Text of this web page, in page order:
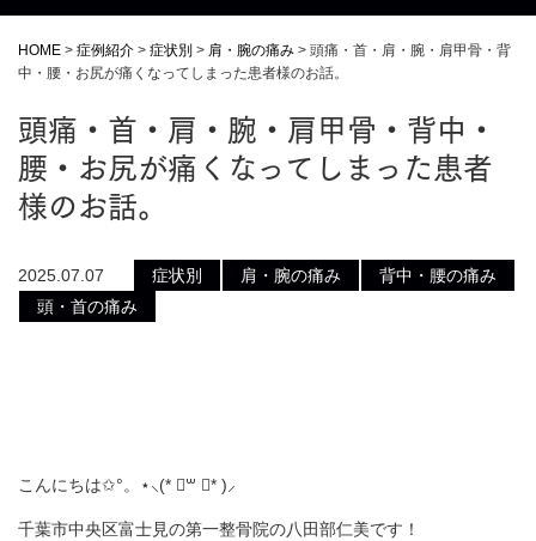
HOME > 症例紹介 > 症状別 > 肩・腕の痛み > 頭痛・首・肩・腕・肩甲骨・背
中・腰・お尻が痛くなってしまった患者様のお話。
頭痛・首・肩・腕・肩甲骨・背中・
腰・お尻が痛くなってしまった患者
様のお話。
2025.07.07 症状別 肩・腕の痛み
背中・腰の痛み
頭・首の痛み
こんにちは✩°。⋆⸜(* ॑꒳ ॑* )⸝
千葉市中央区富士見の第一整骨院の八田部仁美です！